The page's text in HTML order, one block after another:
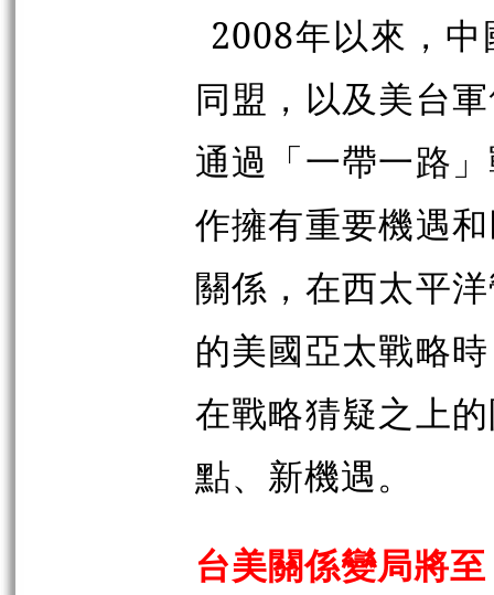
2008年以來，
同盟，以及美台
通過「一帶一路
作擁有重要機遇
關係，在西太平
的美國亞太戰略
在戰略猜疑之上
點、新機遇。
台美關係變局將